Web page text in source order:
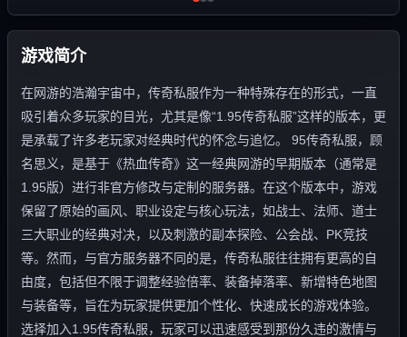
游戏简介
在网游的浩瀚宇宙中，传奇私服作为一种特殊存在的形式，一直
吸引着众多玩家的目光，尤其是像“1.95传奇私服”这样的版本，更
是承载了许多老玩家对经典时代的怀念与追忆。 95传奇私服，顾
名思义，是基于《热血传奇》这一经典网游的早期版本（通常是
1.95版）进行非官方修改与定制的服务器。在这个版本中，游戏
保留了原始的画风、职业设定与核心玩法，如战士、法师、道士
三大职业的经典对决，以及刺激的副本探险、公会战、PK竞技
等。然而，与官方服务器不同的是，传奇私服往往拥有更高的自
由度，包括但不限于调整经验倍率、装备掉落率、新增特色地图
与装备等，旨在为玩家提供更加个性化、快速成长的游戏体验。
选择加入1.95传奇私服，玩家可以迅速感受到那份久违的激情与